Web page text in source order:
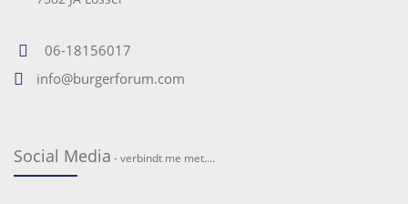
06-18156017
info@burgerforum.com
Social Media - verbindt me met....